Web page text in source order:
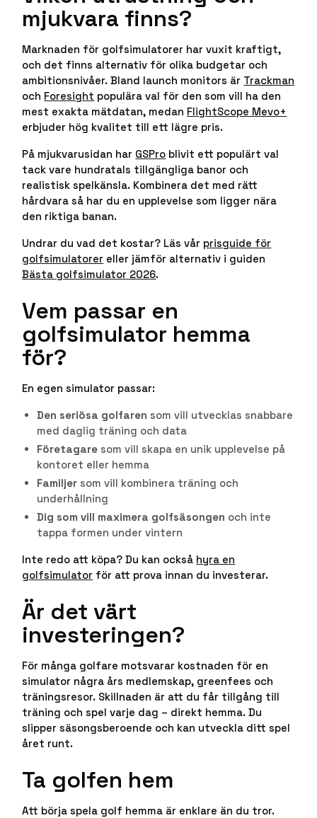
mjukvara finns?
Marknaden för golfsimulatorer har vuxit kraftigt,
och det finns alternativ för olika budgetar och
ambitionsnivåer. Bland launch monitors är Trackman
och Foresight populära val för den som vill ha den
mest exakta mätdatan, medan FlightScope Mevo+
erbjuder hög kvalitet till ett lägre pris.
På mjukvarusidan har GSPro blivit ett populärt val
tack vare hundratals tillgängliga banor och
realistisk spelkänsla. Kombinera det med rätt
hårdvara så har du en upplevelse som ligger nära
den riktiga banan.
Undrar du vad det kostar? Läs vår prisguide för
golfsimulatorer eller jämför alternativ i guiden
Bästa golfsimulator 2026.
Vem passar en
golfsimulator hemma
för?
En egen simulator passar:
Den seriösa golfaren som vill utvecklas snabbare
med daglig träning och data
Företagare som vill skapa en unik upplevelse på
kontoret eller hemma
Familjer som vill kombinera träning och
underhållning
Dig som vill maximera golfsäsongen och inte
tappa formen under vintern
Inte redo att köpa? Du kan också hyra en
golfsimulator för att prova innan du investerar.
Är det värt
investeringen?
För många golfare motsvarar kostnaden för en
simulator några års medlemskap, greenfees och
träningsresor. Skillnaden är att du får tillgång till
träning och spel varje dag – direkt hemma. Du
slipper säsongsberoende och kan utveckla ditt spel
året runt.
Ta golfen hem
Att börja spela golf hemma är enklare än du tror.